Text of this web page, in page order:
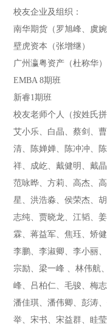
校友企业及组织：
南华期货（罗旭峰、虞婉
壁虎资本（张增继）
广州瀛粤资产（杜称华）
EMBA 8期班
新睿1期班
校友老师个人（按姓氏拼
艾小乐、白晶、蔡剑、
清、陈婵婵、陈冲冲、
祥、成屹、戴健明、戴
范咏晔、方莉、高杰、
星、洪浩淼、侯荣杰、
志纯、贾晓龙、江韬、
霖、蒋益军、焦珏、矫
李鹏、李淑卿、李小丽
宗励、梁一峰 、林伟航
峰、吕柏仁、毛骏、梅
潘佳琪、潘伟卿、彭涛
举、宋书、宋益群、眭